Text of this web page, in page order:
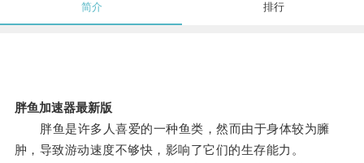
简介 排行
胖鱼加速器最新版
胖鱼是许多人喜爱的一种鱼类，然而由于身体较为臃
肿，导致游动速度不够快，影响了它们的生存能力。